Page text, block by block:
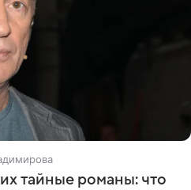
тайные романы: что